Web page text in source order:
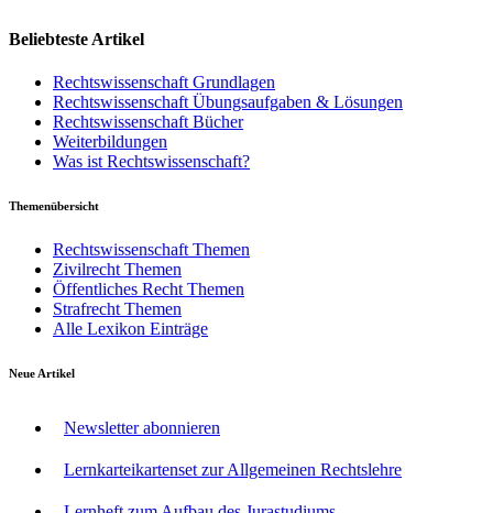
Beliebteste Artikel
Rechtswissenschaft Grundlagen
Rechtswissenschaft Übungsaufgaben & Lösungen
Rechtswissenschaft Bücher
Weiterbildungen
Was ist Rechtswissenschaft?
Themenübersicht
Rechtswissenschaft Themen
Zivilrecht Themen
Öffentliches Recht Themen
Strafrecht Themen
Alle Lexikon Einträge
Neue Artikel
Newsletter abonnieren
Lernkarteikartenset zur Allgemeinen Rechtslehre